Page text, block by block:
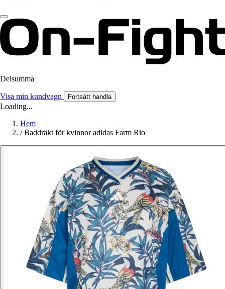
Delsumma
Visa min kundvagn Fortsätt handla
Loading...
Hem
/ Baddräkt för kvinnor adidas Farm Rio